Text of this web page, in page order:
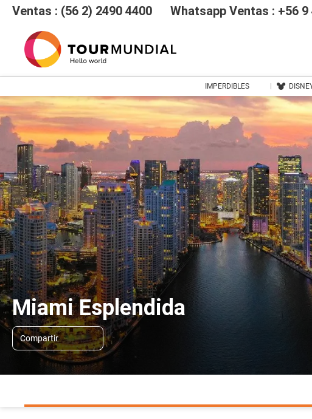
Ventas : (56 2) 2490 4400 Whatsapp Ventas : +56 9
IMPERDIBLES
Miami Esplendida
Compartir